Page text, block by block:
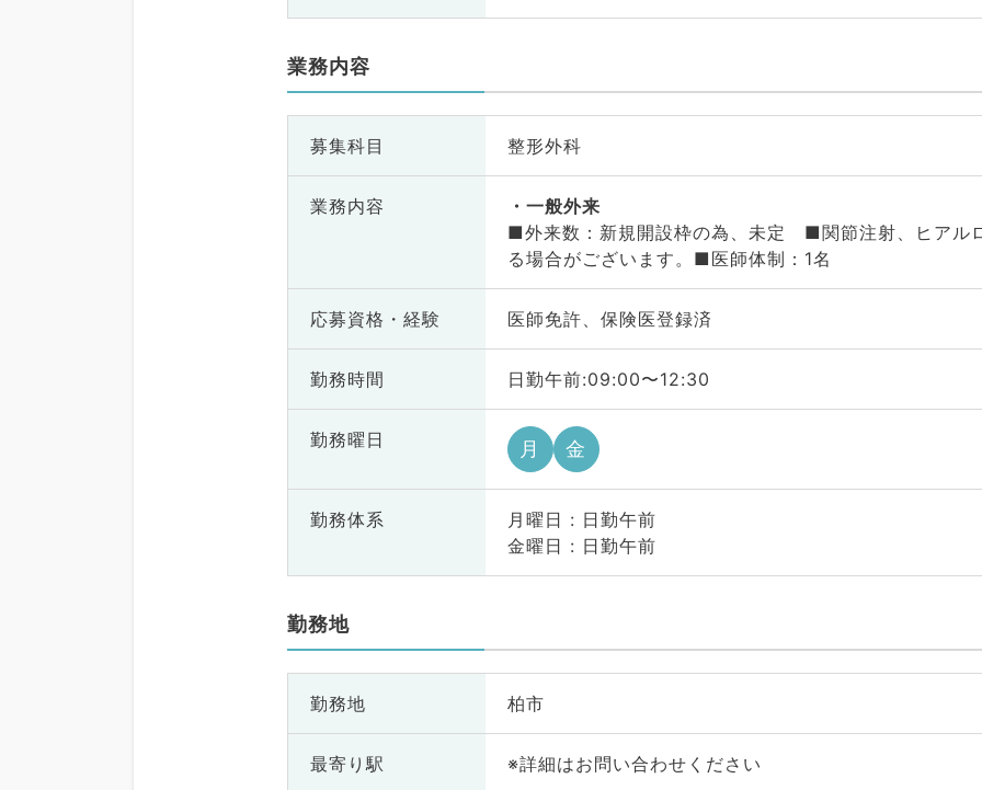
業務内容
募集科目 整形外科
業務内容
一般外来
■外来数：新規開設枠の為、未定 ■関節注射、ヒアル
る場合がございます。■医師体制：1名
応募資格・ 経験 医師免許、保険医登録済
勤務時間 日勤午前:09:00〜12:30
勤務曜日 月 金
勤務体系
月曜日 : 日勤午前
金曜日 : 日勤午前
勤務地
勤務地 柏市
最寄り駅 ※詳細はお問い合わせください